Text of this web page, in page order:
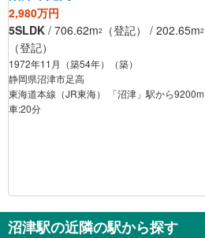
2,980万円
5SLDK / 706.62m2 （登記） / 202.65m2
（登記）
1972年11月（築54年）（築）
静岡県沼津市足高
東海道本線（JR東海） 「沼津」駅から9200m
車:20分
沼津駅の近隣の駅から探す